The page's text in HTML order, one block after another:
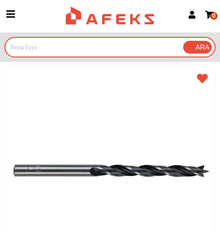
Google İle Bağlan
0